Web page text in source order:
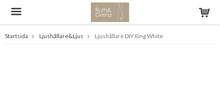
Startsida Ljushållare&Ljus Ljushållare DIY Ring White